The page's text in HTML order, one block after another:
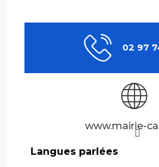
02 97
www.mairie-
Langues parlées
Langues parlées